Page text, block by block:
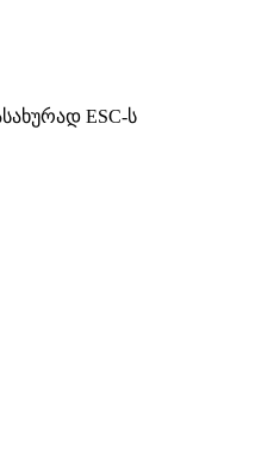
ESC-ს